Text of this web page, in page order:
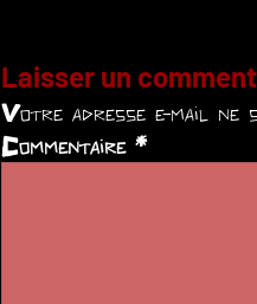
Laisser un
Votre adresse e-mail ne
Commentaire *